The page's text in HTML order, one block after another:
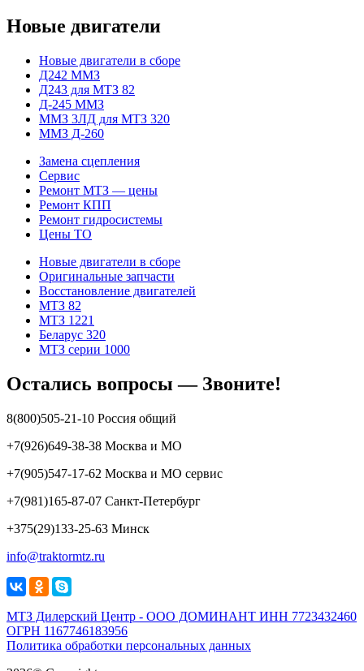
Новые двигатели
Новые двигатели в сборе
Д242 ММЗ
Д243 для МТЗ 82
Д-245 ММЗ
ММЗ 3ЛД для МТЗ 320
ММЗ Д-260
Замена сцепления
Сервис
Ремонт МТЗ — цены
Ремонт КПП
Ремонт гидросистемы
Цены ТО
Новые двигатели в сборе
Оригинальные запчасти
Восстановление двигателей
МТЗ 82
МТЗ 1221
Беларус 320
МТЗ серии 1000
Остались вопросы — Звоните!
8(800)505-21-10 Россия общий
+7(926)649-38-38 Москва и МО
+7(905)547-17-62 Москва и МО сервис
+7(981)165-87-07 Санкт-Петербург
+375(29)133-25-63 Минск
info@traktormtz.ru
МТЗ Дилерский Центр - ООО ДОМИНАНТ ИНН 7723432460
ОГРН 1167746183956
Политика обработки персональных данных